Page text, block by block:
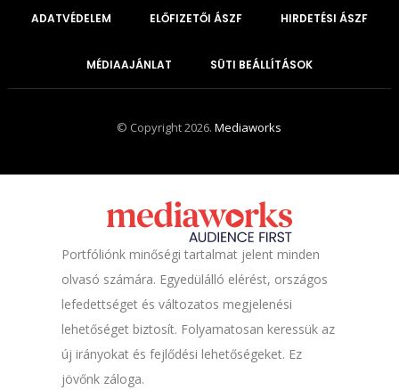
ADATVÉDELEM ELŐFIZETŐI ÁSZF HIRDETÉSI ÁSZF
MÉDIAAJÁNLAT SÜTI BEÁLLÍTÁSOK
© Copyright 2026.Mediaworks
Portfóliónk minőségi tartalmat jelent minden
olvasó számára. Egyedülálló elérést, országos
lefedettséget és változatos megjelenési
lehetőséget biztosít. Folyamatosan keressük az
új irányokat és fejlődési lehetőségeket. Ez
jövőnk záloga.